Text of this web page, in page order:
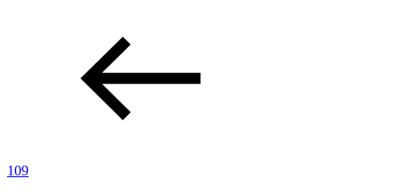
Best på service
Finn frem
109